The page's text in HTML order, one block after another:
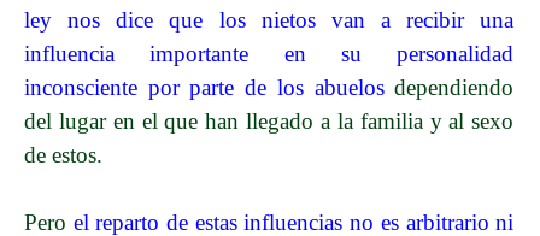
ley nos dice que los nietos van a recibir una
influencia importante en su personalidad
inconsciente por parte de los abuelosdependiendo
del lugar en el que han llegado a la familia y al sexo
de estos.
Pero el reparto de estas influencias no es arbitrario ni